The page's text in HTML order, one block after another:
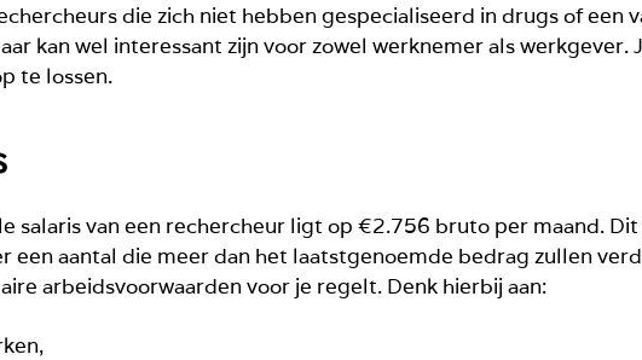
die zich niet hebben gespecialiseerd in drugs of een
kan wel interessant zijn voor zowel werknemer als
te lossen.
salaris van een rechercheur ligt op €2.756 bruto per maand.
een aantal die meer dan het laatstgenoemde bedrag zullen
arbeidsvoorwaarden voor je regelt. Denk hierbij aan: